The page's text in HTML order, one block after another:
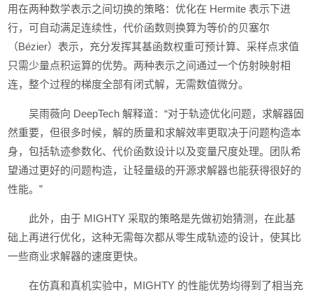
用在两种数学表示之间切换的策略：优化在 Hermite 表示下进
行，可自动满足连续性，代价函数则换算为等价的贝塞尔
（Bézier）表示，充分发挥其基函数权重可预计算、采样点求值
只需少量点积运算的优势。两种表示之间通过一个仿射映射相
连，整个过程的梯度全部有闭式解，无需数值微分。
吴雨薇向 DeepTech 解释道：“对于轨迹优化问题，求解器固
然重要，但很多时候，解的质量和求解效率更取决于问题构造本
身，包括轨迹参数化、代价函数设计以及变量尺度处理。团队希
望通过更好的问题构造，让轻量级的开源求解器也能获得很好的
性能。”
此外，由于 MIGHTY 采取的策略是先做初始猜测，在此基
础上再进行优化，这种无需每次都从零生成轨迹的设计，使其比
一些商业求解器的速度更快。
在仿真和真机实验中，MIGHTY 的性能优势均得到了相当充